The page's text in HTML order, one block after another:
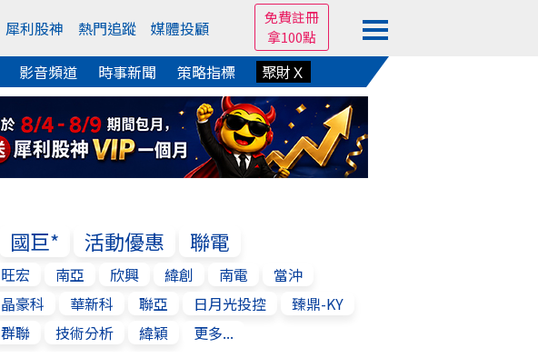
犀利股神 熱門追蹤 媒體投顧
免費註冊
拿100點
影音頻道 時事新聞 策略指標 聚財Ｘ
國巨* 活動優惠 聯電
旺宏 南亞 欣興 緯創 南電
當沖
晶豪科 華新科 聯亞 日月光投控
臻鼎-KY
群聯 技術分析 緯穎 更多...